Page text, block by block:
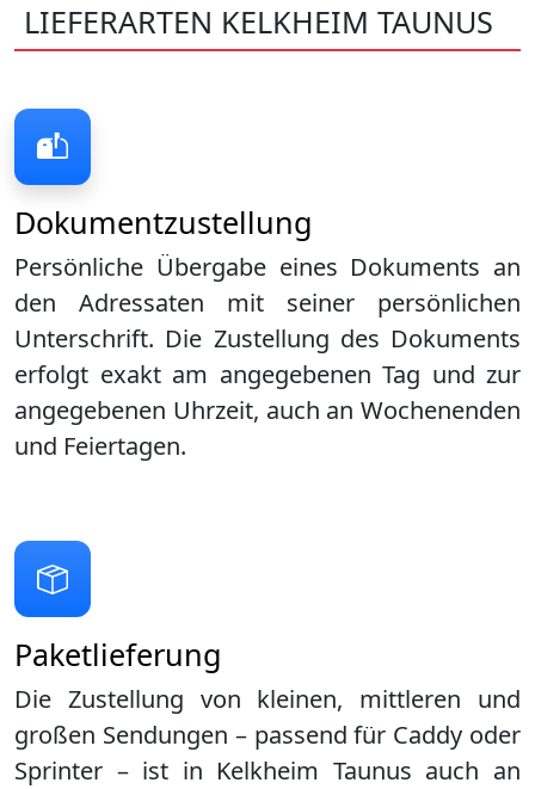
LIEFERARTEN KELKHEIM TAUNUS
Dokumentzustellung
Persönliche Übergabe eines Dokuments an
den Adressaten mit seiner persönlichen
Unterschrift. Die Zustellung des Dokuments
erfolgt exakt am angegebenen Tag und zur
angegebenen Uhrzeit, auch an Wochenenden
und Feiertagen.
Paketlieferung
Die Zustellung von kleinen, mittleren und
großen Sendungen – passend für Caddy oder
Sprinter – ist in Kelkheim Taunus auch an